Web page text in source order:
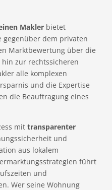
Makler bietet
gegenüber dem privaten
Marktbewertung über die
zur rechtssicheren
alle komplexen
und die Expertise
die Beauftragung eines
mit transparenter
und
aus lokalem
führt
und
Wer seine Wohnung